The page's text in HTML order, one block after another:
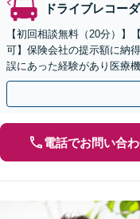
ドライブレコー
【初回相談無料（20分）】
可】保険会社の提示額に納
誤にあった経験があり医療
ります。
電話でお問い合